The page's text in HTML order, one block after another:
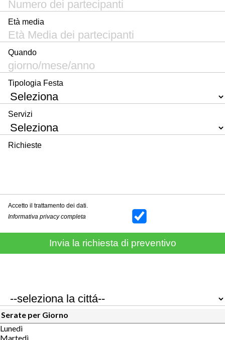
Età media
Quando
Tipologia Festa
Servizi
Richieste
Accetto il trattamento dei dati.
Informativa privacy completa
Serate per Giorno
Lunedì
Martedì